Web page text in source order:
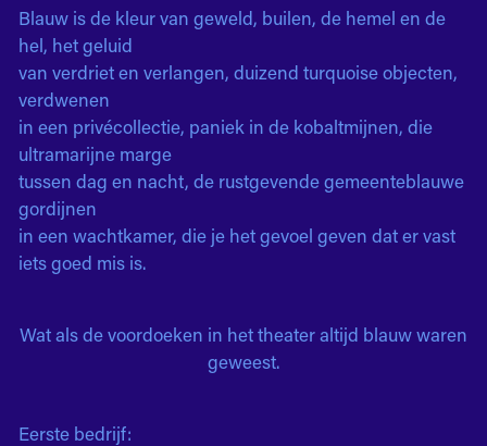
Blauw is de kleur van geweld, builen, de hemel en de
hel, het geluid
van verdriet en verlangen, duizend turquoise objecten,
verdwenen
in een privécollectie, paniek in de kobaltmijnen, die
ultramarijne marge
tussen dag en nacht, de rustgevende gemeenteblauwe
gordijnen
in een wachtkamer, die je het gevoel geven dat er vast
iets goed mis is.
Wat als de voordoeken in het theater altijd blauw waren
geweest.
Eerste bedrijf: